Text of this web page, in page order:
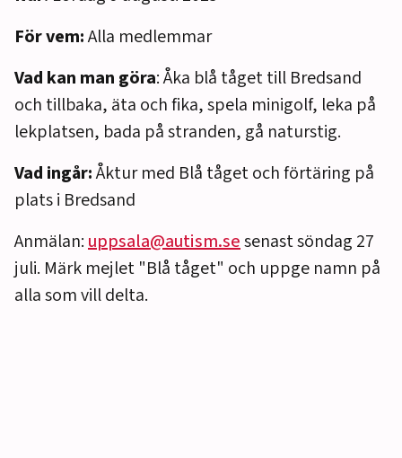
För vem:Alla medlemmar
Vad kan man göra: Åka blå tåget till Bredsand
och tillbaka, äta och fika, spela minigolf, leka på
lekplatsen, bada på stranden, gå naturstig.
Vad ingår:Åktur med Blå tåget och förtäring på
plats i Bredsand
Anmälan:uppsala@autism.sesenast söndag 27
juli. Märk mejlet "Blå tåget" och uppge namn på
alla som vill delta.